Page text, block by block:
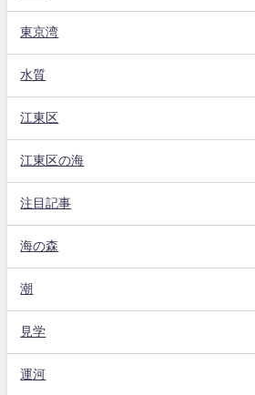
東京湾
水質
江東区
江東区の海
注目記事
海の森
潮
見学
運河